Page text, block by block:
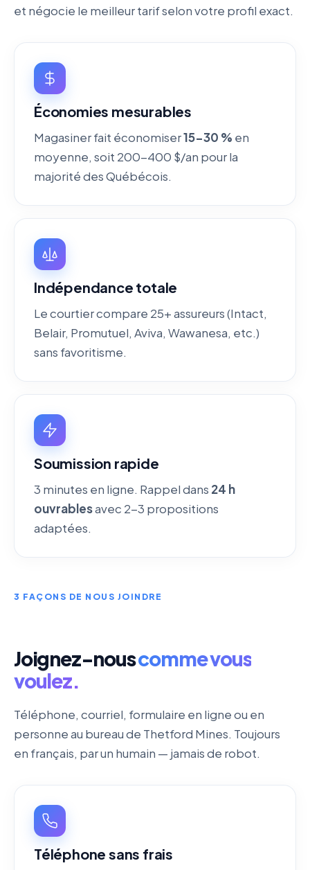
et négocie le meilleur tarif selon votre profil exact.
Économies mesurables
Magasiner fait économiser15-30 % en
moyenne, soit 200-400 $/an pour la
majorité des Québécois.
Indépendance totale
Le courtier compare 25+ assureurs (Intact,
Belair, Promutuel, Aviva, Wawanesa, etc.)
sans favoritisme.
Soumission rapide
3 minutes en ligne. Rappel dans 24 h
ouvrablesavec 2-3 propositions
adaptées.
3 FAÇONS DE NOUS JOINDRE
Joignez-nouscomme vous
voulez.
Téléphone, courriel, formulaire en ligne ou en
personne au bureau de Thetford Mines. Toujours
en français, par un humain — jamais de robot.
Téléphone sans frais